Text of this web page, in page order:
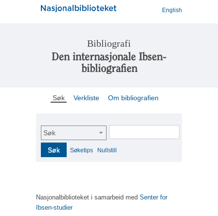
English
Bibliografi
Den internasjonale Ibsen-
bibliografien
Søk Verkliste Om bibliografien
Søk
Søk Søketips Nullstill
Nasjonalbiblioteket i samarbeid med Senter for
Ibsen-studier